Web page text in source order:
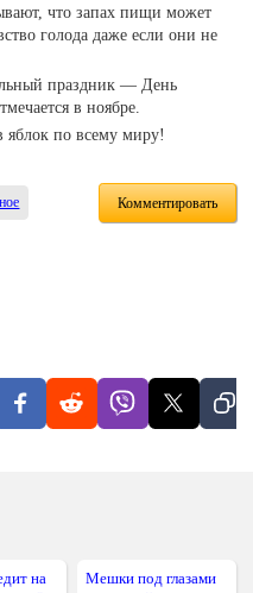
что запах пищи может
голода даже если они не
праздник — День
в ноябре.
яблок по всему миру!
Комментировать
на
Мешки под глазами